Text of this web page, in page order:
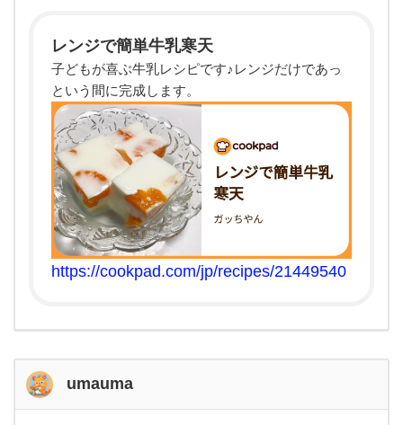
レンジで簡単牛乳寒天
子どもが喜ぶ牛乳レシピです♪レンジだけであっ
という間に完成します。
https://cookpad.com/jp/recipes/21449540
umauma